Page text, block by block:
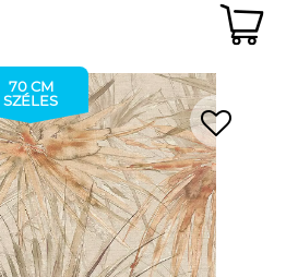
70 CM
SZÉLES